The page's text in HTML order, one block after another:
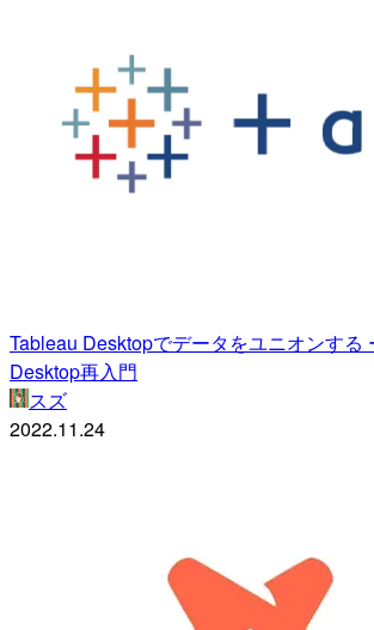
Tableau Desktopでデータをユニオンする
Desktop再入門
スズ
2022.11.24